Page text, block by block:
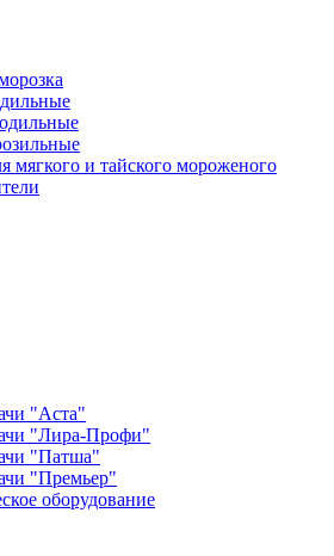
мягкого и тайского мороженого
"Аста"
"Лира-Профи"
"Патша"
"Премьер"
оборудование